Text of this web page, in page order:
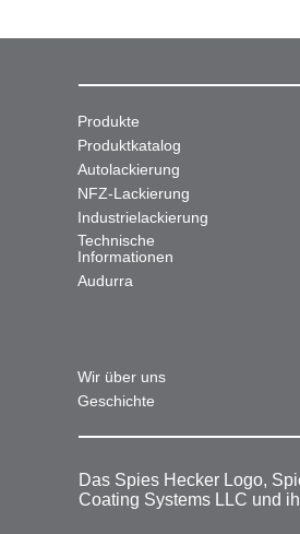
Produkte
Produktkatalog
Autolackierung
NFZ-Lackierung
Industrielackierung
Technische
Informationen
Audurra
Wir über uns
Geschichte
Das Spies Hecker Logo,
Coating Systems LLC und